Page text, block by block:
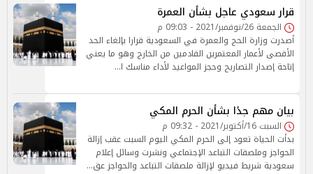
قرار سعودي عاجل بشأن العمرة
الجمعة 26/نوفمبر/2021 - 09:03 م
أصدرت وزارة الحج والعمرة في السعودية قرارا بإلغاء الحد
الأقصى لأعمار المعتمرين القادمين من الخارج وهو ما يعني
إتاحة إصدار التصاريح وحجز المواعيد لأداء مناسك ا…
بيان مهم جدًا بشأن الحرم المكي
السبت 16/أكتوبر/2021 - 09:32 م
بدأت الحياة تعود إلى الحرم المكي اليوم السبت عقب إزالة
الحواجز وملصقات التباعد الإجتماعي ونشرت وسائل إعلام
سعودية شريط فيديو لإزالة ملصقات التباعد والحواجز عق…